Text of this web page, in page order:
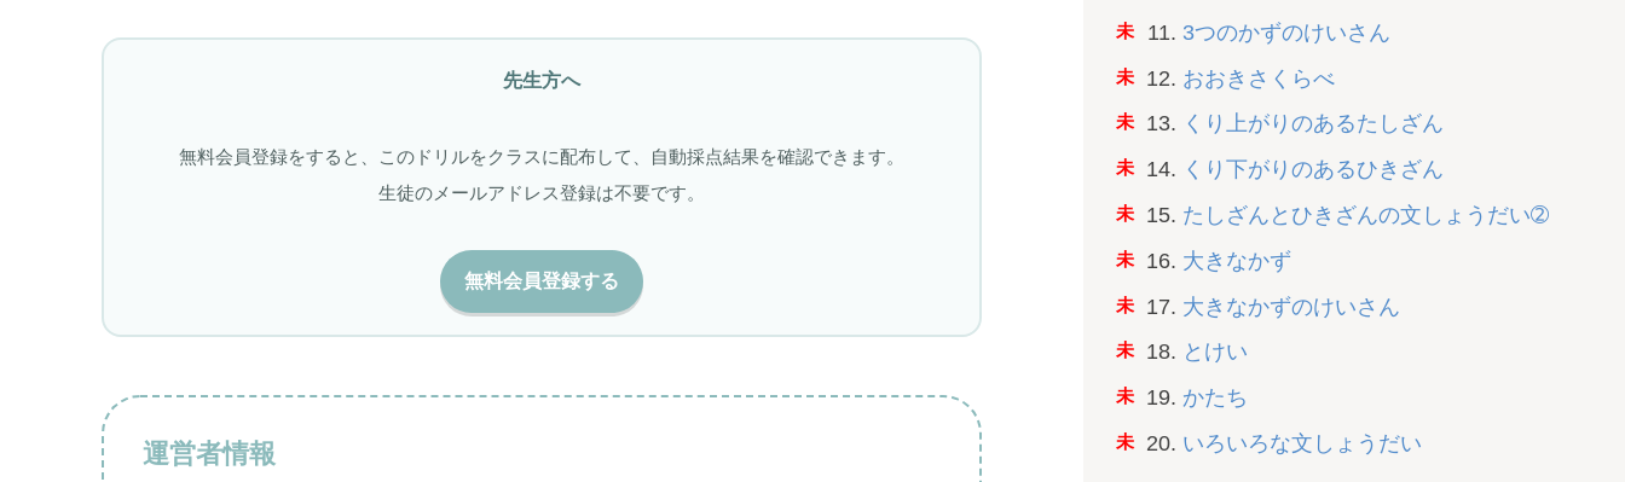
3つのかずのけいさん
おおきさくらべ
くり上がりのあるたしざん
くり下がりのあるひきざん
たしざんとひきざんの文しょうだい➁
大きなかず
大きなかずのけいさん
とけい
かたち
いろいろな文しょうだい
テストを終了する
先生方へ
無料会員登録をすると、このドリルをクラスに配布して、自動採点結果を確認できます。
生徒のメールアドレス登録は不要です。
無料会員登録する
運営者情報